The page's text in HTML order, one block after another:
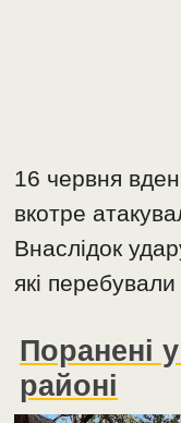
16 червня
вкотре
Внаслідок
які
Поранені
районі